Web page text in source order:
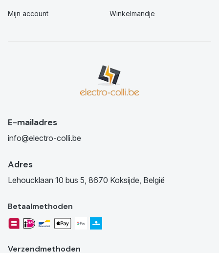
Mijn account Winkelmandje
E-mailadres
info@electro-colli.be
Adres
Lehoucklaan 10 bus 5, 8670 Koksijde, België
Betaalmethoden
Verzendmethoden